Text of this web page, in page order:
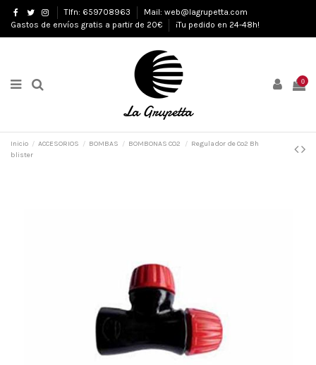
Tlfn: 659708963
Mail: web@lagrupetta.com
Gastos de envíos gratis a partir de 20€
¡Tu pedido en 24-48h!
0
Inicio ACCESORIOS BOMBAS BOMBONAS CO2
Regulador de Co2 Bh
blister